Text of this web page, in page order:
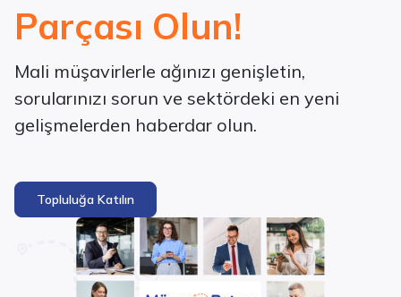
Parçası Olun!
Mali müşavirlerle ağınızı genişletin,
sorularınızı sorun ve sektördeki en yeni
gelişmelerden haberdar olun.
Topluluğa Katılın